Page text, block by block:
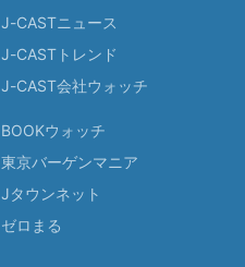
J-CASTニュース
J-CASTトレンド
J-CAST会社ウォッチ
BOOKウォッチ
東京バーゲンマニア
Jタウンネット
ゼロまる